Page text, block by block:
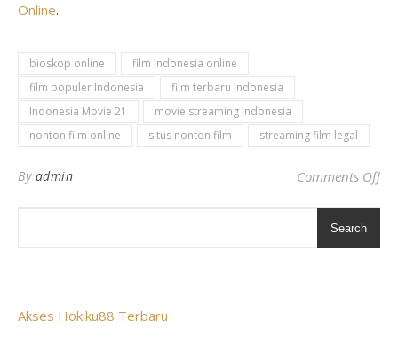
Online.
bioskop online
film Indonesia online
film populer Indonesia
film terbaru Indonesia
Indonesia Movie 21
movie streaming Indonesia
nonton film online
situs nonton film streaming film legal
By admin Comments Offon
Search
Akses Hokiku88 Terbaru